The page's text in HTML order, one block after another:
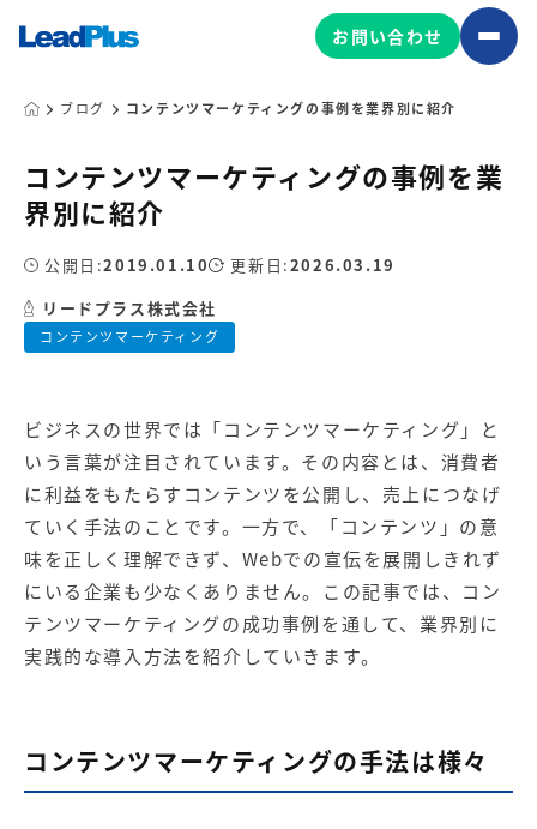
広告プロモーション
MA/CRM/SFA導入・運用
Web制作
マーケティングコンサルティング
Leadplus One
ボード
マーケティングサービスの製品
【店舗型ビジネス向け】エリ
ア
マーケティングサービス
【金融機関向け】マーケティ
ング
サービス
【IT企業向け】マーケティン
グ
SNSアカウント運用代行サー
ビス（LINE）
広告プロモーションの製品
お問い合わせ
ブログ コンテンツマーケティングの事例を業界別に紹介
コンテンツマーケティングの事例を業
界別に紹介
コンテンツマーケティング
公開日:2019.01.10 更新日:2026.03.19
リードプラス株式会社
ビジネスの世界では「コンテンツマーケティング」と
いう言葉が注目されています。その内容とは、消費者
に利益をもたらすコンテンツを公開し、売上につなげ
ていく手法のことです。一方で、「コンテンツ」の意
味を正しく理解できず、Webでの宣伝を展開しきれず
にいる企業も少なくありません。この記事では、コン
テンツマーケティングの成功事例を通して、業界別に
実践的な導入方法を紹介していきます。
コンテンツマーケティングの手法は様々